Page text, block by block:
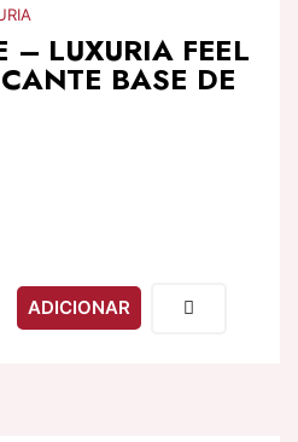
– LUXURIA FEEL
BASE DE
ADICIONAR